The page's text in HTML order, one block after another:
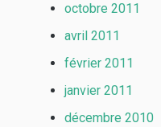
octobre 2011
avril 2011
février 2011
janvier 2011
décembre 2010